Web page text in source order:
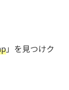
」を見つけク